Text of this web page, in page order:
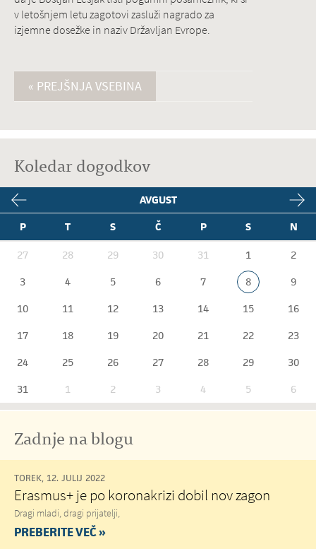
v letošnjem letu zagotovi zasluži nagrado za
izjemne dosežke in naziv Državljan Evrope.
« PREJŠNJA VSEBINA
Koledar dogodkov
AVGUST
P
T S Č P S N
27 28 29 30 31 1
2
3
4 5 6 7 8
9
10
11 12 13 14 15
16
17
18 19 20 21 22
23
24
25 26 27 28 29
30
31
1 2 3 4 5 6
Zadnje na blogu
TOREK, 12. JULIJ 2022
Erasmus+ je po koronakrizi dobil nov zagon
Dragi mladi, dragi prijatelji,
PREBERITE VEČ »